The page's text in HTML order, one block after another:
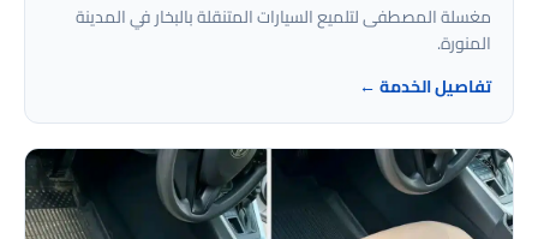
مغسلة المصطفى لتلميع السيارات المتنقلة بالبخار في المدينة
المنورة.
تفاصيل الخدمة ←